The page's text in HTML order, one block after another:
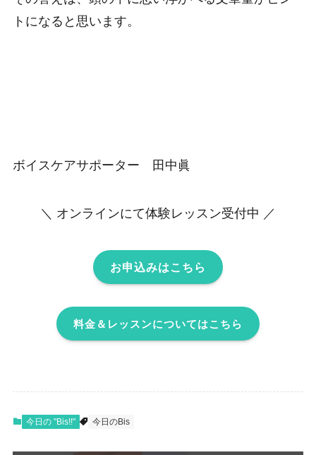
トになると思います。
ボイスケアサポーター 田中眞
＼ オンラインにて体験レッスン受付中 ／
お申込みはこちら
料金＆レッスンについてはこちら
今日の "Bis!!" 今日のBis